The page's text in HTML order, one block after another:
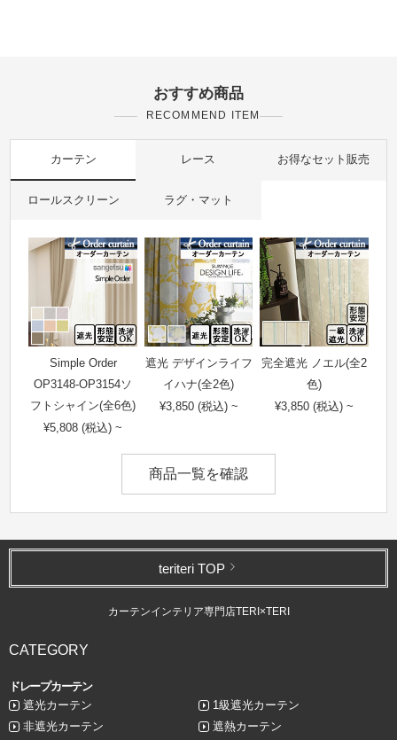
おすすめ商品
RECOMMEND ITEM
カーテン レース お得なセット販売
ロールスクリーン ラグ・マット
Simple Order
OP3148-OP3154ソ
フトシャイン(全6色)
¥5,808 (税込) ~
遮光 デザインライフ
イハナ(全2色)
¥3,850 (税込) ~
完全遮光 ノエル(全2
色)
¥3,850 (税込) ~
商品一覧を確認
teriteri TOP
カーテンインテリア専門店TERI×TERI
CATEGORY
ドレープカーテン
遮光カーテン
1級遮光カーテン
非遮光カーテン
遮熱カーテン